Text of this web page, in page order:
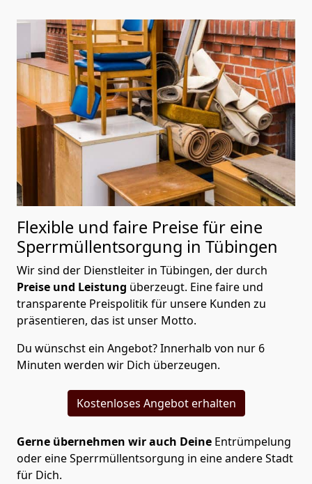
Flexible und faire Preise für eine
Sperrmüllentsorgung in Tübingen
Wir sind der Dienstleiter in Tübingen, der durch
Preise und Leistung überzeugt. Eine faire und
transparente Preispolitik für unsere Kunden zu
präsentieren, das ist unser Motto.
Du wünschst ein Angebot? Innerhalb von nur 6
Minuten werden wir Dich überzeugen.
Kostenloses Angebot erhalten
Gerne übernehmen wir auch Deine Entrümpelung
oder eine Sperrmüllentsorgung in eine andere Stadt
für Dich.